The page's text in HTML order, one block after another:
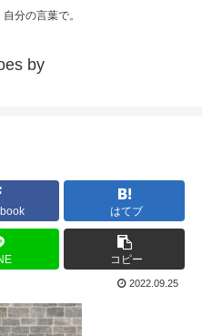
分の言葉で。
by
はてブ
コピー
2022.09.25